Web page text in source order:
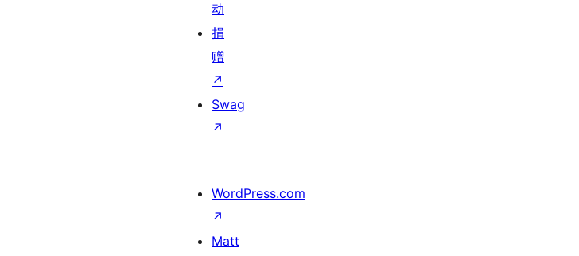
动
捐
赠
↗
Swag
↗
WordPress.com
↗
Matt